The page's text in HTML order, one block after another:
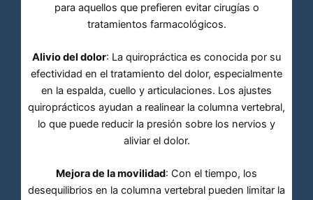
para aquellos que prefieren evitar cirugías o
tratamientos farmacológicos.
Alivio del dolor: La quiropráctica es conocida por su
efectividad en el tratamiento del dolor, especialmente
en la espalda, cuello y articulaciones. Los ajustes
quiroprácticos ayudan a realinear la columna vertebral,
lo que puede reducir la presión sobre los nervios y
aliviar el dolor.
Mejora de la movilidad: Con el tiempo, los
desequilibrios en la columna vertebral pueden limitar la